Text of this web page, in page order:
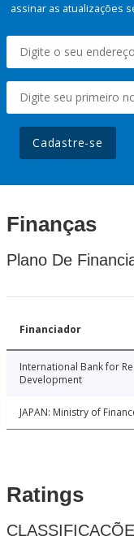
assinar as atualizações
Cadastre-se
Finanças
Plano De
Financiador
International Bank for
Development
JAPAN: Ministry of
Ratings